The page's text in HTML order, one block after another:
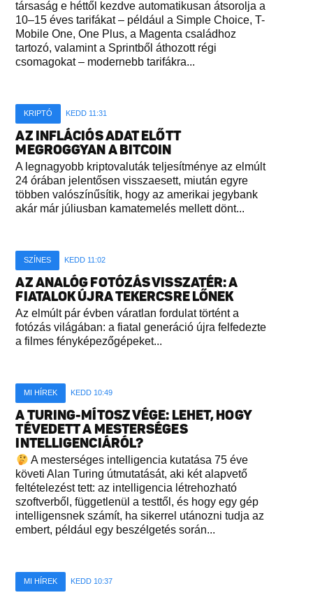
társaság e héttől kezdve automatikusan átsorolja a
10–15 éves tarifákat – például a Simple Choice, T-
Mobile One, One Plus, a Magenta családhoz
tartozó, valamint a Sprintből áthozott régi
csomagokat – modernebb tarifákra...
KRIPTÓ KEDD 11:31
AZ INFLÁCIÓS ADAT ELŐTT
MEGROGGYAN A BITCOIN
A legnagyobb kriptovaluták teljesítménye az elmúlt
24 órában jelentősen visszaesett, miután egyre
többen valószínűsítik, hogy az amerikai jegybank
akár már júliusban kamatemelés mellett dönt...
SZÍNES KEDD 11:02
AZ ANALÓG FOTÓZÁS VISSZATÉR: A
FIATALOK ÚJRA TEKERCSRE LŐNEK
Az elmúlt pár évben váratlan fordulat történt a
fotózás világában: a fiatal generáció újra felfedezte
a filmes fényképezőgépeket...
MI HÍREK KEDD 10:49
A TURING-MÍTOSZ VÉGE: LEHET, HOGY
TÉVEDETT A MESTERSÉGES
INTELLIGENCIÁRÓL?
A mesterséges intelligencia kutatása 75 éve
követi Alan Turing útmutatását, aki két alapvető
feltételezést tett: az intelligencia létrehozható
szoftverből, függetlenül a testtől, és hogy egy gép
intelligensnek számít, ha sikerrel utánozni tudja az
embert, például egy beszélgetés során...
MI HÍREK KEDD 10:37